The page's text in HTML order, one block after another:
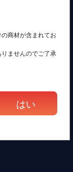
商材が含まれてお
ませんのでご了承
はい